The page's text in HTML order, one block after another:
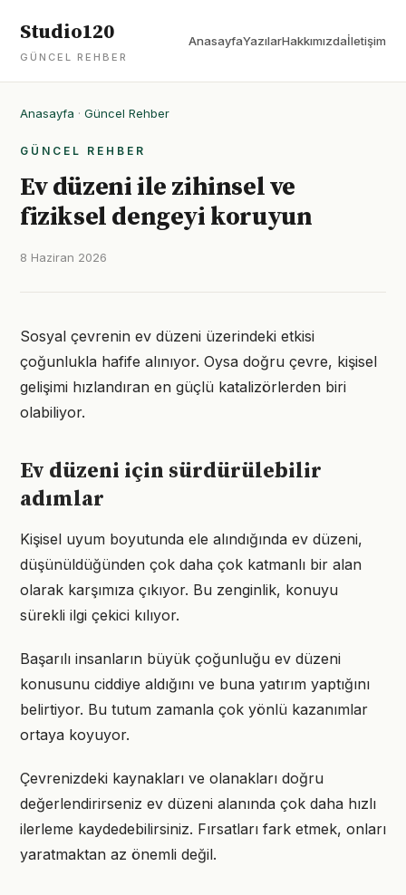
Studio120
GÜNCEL REHBER
AnasayfaYazılarHakkımızdaİletişim
Anasayfa · Güncel Rehber
GÜNCEL REHBER
Ev düzeni ile zihinsel ve
fiziksel dengeyi koruyun
8 Haziran 2026
Sosyal çevrenin ev düzeni üzerindeki etkisi
çoğunlukla hafife alınıyor. Oysa doğru çevre, kişisel
gelişimi hızlandıran en güçlü katalizörlerden biri
olabiliyor.
Ev düzeni için sürdürülebilir
adımlar
Kişisel uyum boyutunda ele alındığında ev düzeni,
düşünüldüğünden çok daha çok katmanlı bir alan
olarak karşımıza çıkıyor. Bu zenginlik, konuyu
sürekli ilgi çekici kılıyor.
Başarılı insanların büyük çoğunluğu ev düzeni
konusunu ciddiye aldığını ve buna yatırım yaptığını
belirtiyor. Bu tutum zamanla çok yönlü kazanımlar
ortaya koyuyor.
Çevrenizdeki kaynakları ve olanakları doğru
değerlendirirseniz ev düzeni alanında çok daha hızlı
ilerleme kaydedebilirsiniz. Fırsatları fark etmek, onları
yaratmaktan az önemli değil.